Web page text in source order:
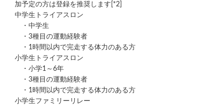
加予定の方は登録を推奨します[*2]
中学生トライアスロン
・中学生
・3種目の運動経験者
・1時間以内で完走する体力のある方
小学生トライアスロン
・小学1～6年
・3種目の運動経験者
・1時間以内で完走する体力のある方
小学生ファミリーリレー